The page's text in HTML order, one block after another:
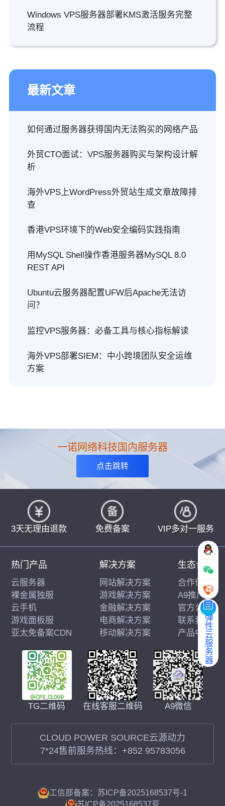
Windows VPS服务器部署KMS激活服务完整
流程
最新文章
如何通过服务器获得国内无法购买的网络产品
外贸CTO面试：VPS服务器购买与架构设计解
析
海外VPS上WordPress外贸站生成文章故障排
查
香港VPS环境下的Web安全编码实践指南
用MySQL Shell操作香港服务器MySQL 8.0
REST API
Ubuntu云服务器配置UFW后Apache无法访
问？
监控VPS服务器：必备工具与核心指标解读
海外VPS部署SIEM：中小跨境团队安全运维
方案
弹性云服务器
一诺网络科技国内服务器
点击跳转
3天无理由退款 免费备案 VIP多对一服务
TG二维码 在线客服二维码 A9微信
CLOUD POWER SOURCE云源动力
7*24售前服务热线： +852 95783056
热门产品
云服务器
裸金属独服
云手机
游戏面板服
亚太免备案CDN
解决方案
网站解决方案
游戏解决方案
金融解决方案
电商解决方案
移动解决方案
生态合作
合作伙伴
A9推广
官方公告
联系我们
产品中心
工信部备案：苏ICP备2025168537号-1
苏ICP备2025168537号